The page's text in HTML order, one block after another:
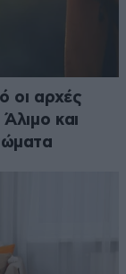
οι αρχές
και